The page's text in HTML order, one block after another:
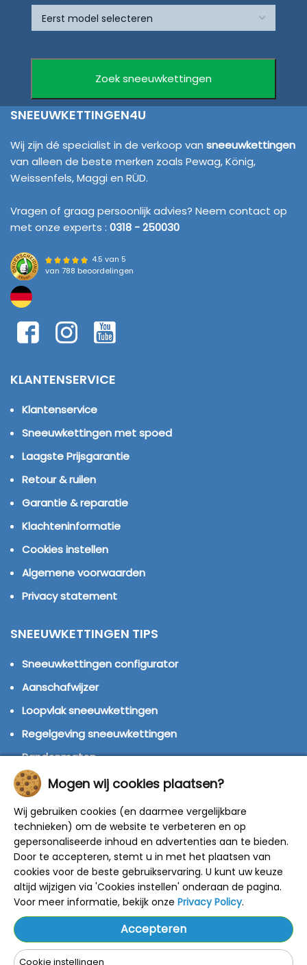
SNEEUWKETTINGEN4U
Wij zijn dé specialist in de verkoop van sneeuwkettingen
van alleen de beste merken zoals Pewag, König,
Weissenfels, Maggi en RÜD.
Vragen of graag persoonlijk advies? Neem contact op
met onze experts : 0318 - 250030
4.5 van 5
van 788 beoordelingen
KLANTENSERVICE
Klantenservice
Sneeuwkettingen met spoed
Laagste Prijsgarantie
Retour & ruilen
Garantie & reparatie
Klachteninformatie
Cookies instellen
Algemene voorwaarden
Privacy statement
SNEEUWKETTINGEN TIPS
Sneeuwkettingen configurator
Aanschafwijzer
Loopvlak sneeuwkettingen
Regelgeving sneeuwkettingen
Bandenmaten
Montage handleidingen
Winterbanden
© 2014 - 2025 Sneeuwkettingen4u - Alle rechten
voorbehouden
De getoonde adviesprijzen zijn door de fabrikant
bepaald.
Alle prijzen zijn inclusief BTW en verzendkosten.
Mogen wij cookies plaatsen?
Wij gebruiken cookies (en daarmee vergelijkbare
technieken) om de website te verbeteren en op
gepersonaliseerde inhoud en advertenties aan te bieden.
Door te accepteren, stemt u in met het plaatsen van
cookies voor de beste gebruikservaring. U kunt uw keuze
altijd wijzigen via 'Cookies instellen' onderaan de pagina.
Voor meer informatie, bekijk onze Privacy Policy.
Accepteren
Cookie instellingen